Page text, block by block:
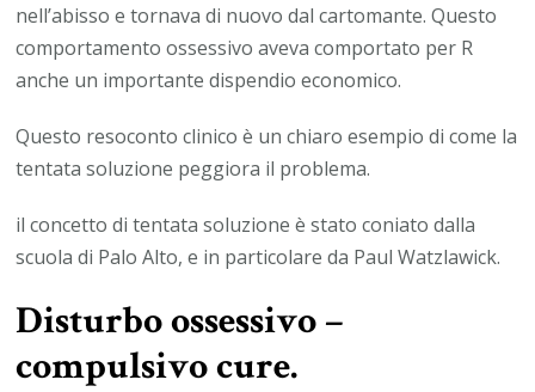
nell’abisso e tornava di nuovo dal cartomante. Questo
comportamento ossessivo aveva comportato per R
anche un importante dispendio economico.
Questo resoconto clinico è un chiaro esempio di come la
tentata soluzione peggiora il problema.
il concetto di tentata soluzione è stato coniato dalla
scuola di Palo Alto, e in particolare da Paul Watzlawick.
Disturbo ossessivo –
compulsivo cure.